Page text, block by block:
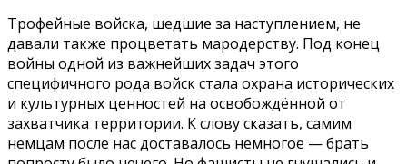
Трофейные войска, шедшие за наступлением, не
давали также процветать мародерству. Под конец
войны одной из важнейших задач этого
специфичного рода войск стала охрана исторических
и культурных ценностей на освобождённой от
захватчика территории. К слову сказать, самим
немцам после нас доставалось немногое — брать